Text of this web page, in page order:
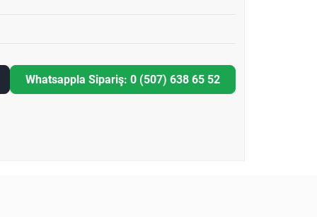
Whatsappla Sipariş: 0 (507) 638 65 52